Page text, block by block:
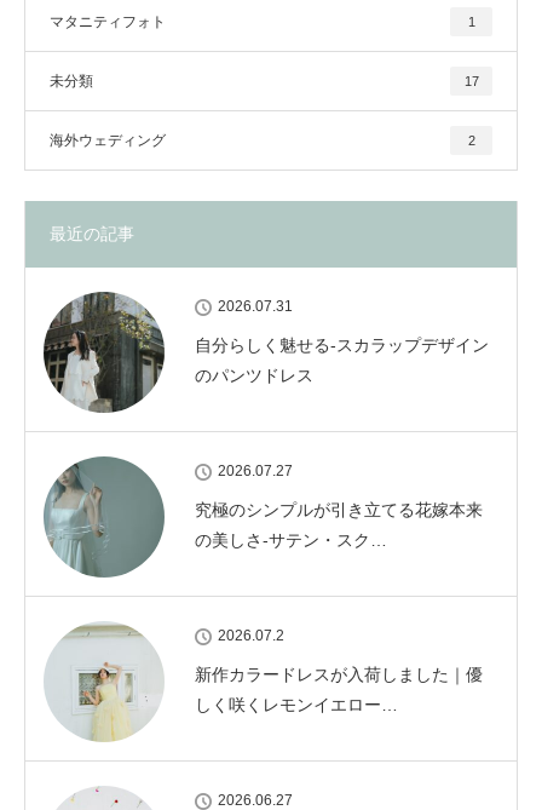
マタニティフォト 1
未分類 17
海外ウェディング 2
最近の記事
2026.07.31
自分らしく魅せる-スカラップデザイン
のパンツドレス
2026.07.27
究極のシンプルが引き立てる花嫁本来
の美しさ-サテン・スク…
2026.07.2
新作カラードレスが入荷しました｜優
しく咲くレモンイエロー…
2026.06.27